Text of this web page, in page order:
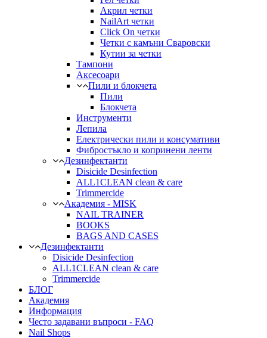
Акрил четки
NailArt четки
Click On четки
Четки с камъни Сваровски
Кутии за четки
Тампони
Аксесоари
Пили и блокчета
Пили
Блокчета
Инструменти
Лепила
Електрически пили и консумативи
Фибростъкло и копринени ленти
Дезинфектанти
Disicide Desinfection
ALL1CLEAN clean & care
Trimmercide
Академия - MISK
NAIL TRAINER
BOOKS
BAGS AND CASES
Дезинфектанти
Disicide Desinfection
ALL1CLEAN clean & care
Trimmercide
БЛОГ
Академия
Информация
Често задавани въпроси - FAQ
Nail Shops